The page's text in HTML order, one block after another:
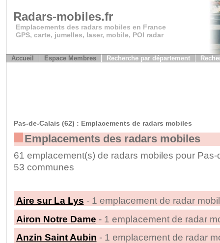
Radars-mobiles.fr
Emplacements des radars mobiles en France
GPS, carte, jumelles, laser, mobile, POI radar
Accueil Espace Membres Recherche par département
Pas-de-Calais (62) : Emplacements de radars mobiles
Emplacements des radars mobiles
61 emplacement(s) de radars mobiles pour
53 communes
Aire sur La Lys - 1 emplacement de radar
Airon Notre Dame - 1 emplacement de radar
Anzin Saint Aubin - 1 emplacement de radar